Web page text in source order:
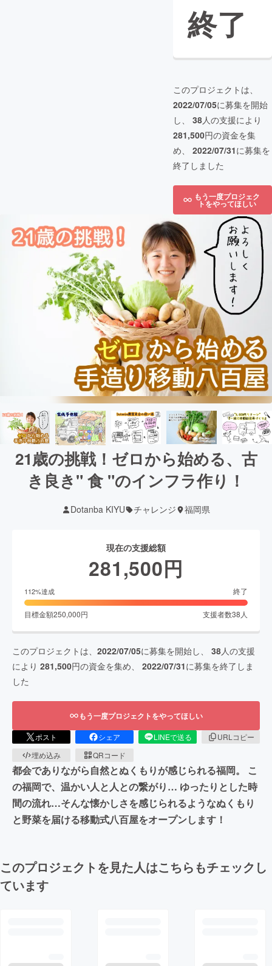
終了
このプロジェクトは、
2022/07/05に募集を開始
し、 38人の支援により
281,500円の資金を集
め、 2022/07/31に募集を
終了しました
もう一度プロジェク
トをやってほしい
21歳の挑戦！ゼロから始める、古
き良き" 食 "のインフラ作り！
Dotanba KIYU チャレンジ 福岡県
現在の支援総額
281,500円
112%達成 終了
目標金額250,000円 支援者数38 人
このプロジェクトは、 2022/07/05に募集を開始し、 38人の支援
により 281,500円の資金を集め、 2022/07/31に募集を終了しま
した
もう一度プロジェクトをやってほしい
ポスト シェア LINEで送る
URLコピー
埋め込み
QRコード
都会でありながら自然とぬくもりが感じられる福岡。 こ
の福岡で、温かい人と人との繋がり… ゆったりとした時
間の流れ…そんな懐かしさを感じられるようなぬくもり
と野菜を届ける移動式八百屋をオープンします！
このプロジェクトを見た人はこちらもチェックし
ています